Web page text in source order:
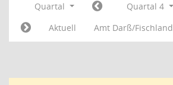
Quartal Quartal 4
Aktuell
Amt Darß/Fischland